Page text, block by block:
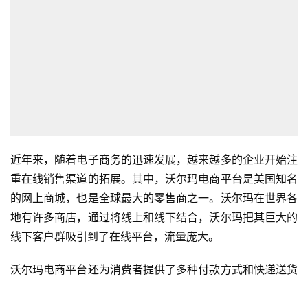
近年来，随着电子商务的迅速发展，越来越多的企业开始注
重在线销售渠道的拓展。其中，沃尔玛电商平台是美国知名
的网上商城，也是全球最大的零售商之一。沃尔玛在世界各
地有许多商店，通过将线上和线下结合，沃尔玛把其巨大的
线下客户群吸引到了在线平台，流量庞大。
沃尔玛电商平台还为消费者提供了多种付款方式和快递送货